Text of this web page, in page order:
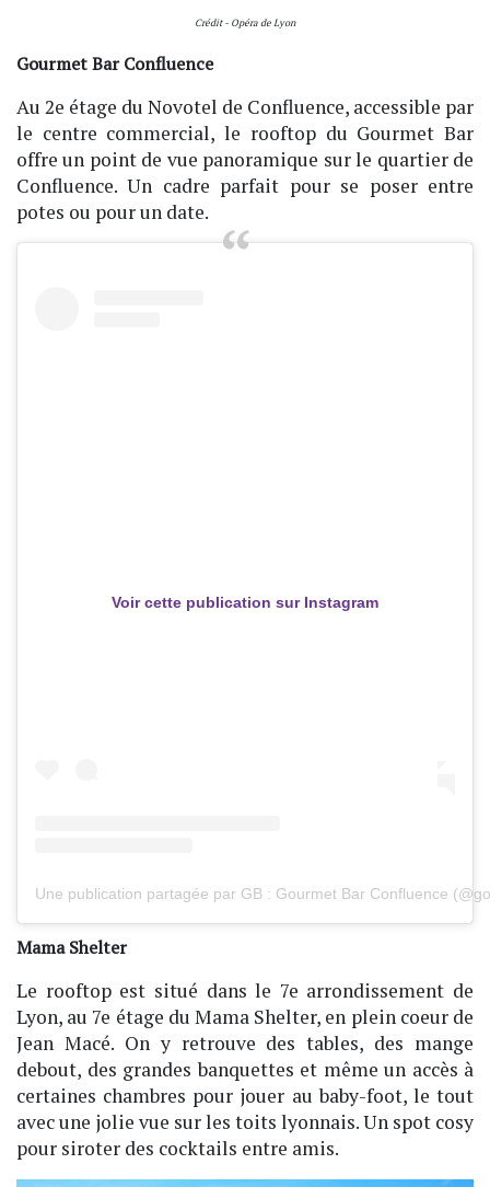
Crédit - Opéra de Lyon
Gourmet Bar Confluence
Au 2e étage du Novotel de Confluence, accessible par
le centre commercial, le rooftop du Gourmet Bar
offre un point de vue panoramique sur le quartier de
Confluence. Un cadre parfait pour se poser entre
potes ou pour un date.
Voir cette publication sur Instagram
Une publication partagée par GB : Gourmet Bar Confluence
Mama Shelter
Le rooftop est situé dans le 7e arrondissement de
Lyon, au 7e étage du Mama Shelter, en plein coeur de
Jean Macé. On y retrouve des tables, des mange
debout, des grandes banquettes et même un accès à
certaines chambres pour jouer au baby-foot, le tout
avec une jolie vue sur les toits lyonnais. Un spot cosy
pour siroter des cocktails entre amis.